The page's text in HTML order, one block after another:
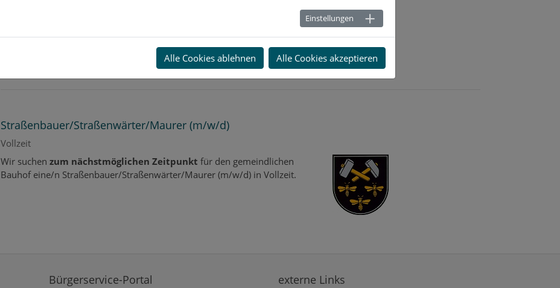
Straßenbauer/Straßenwärter/Maurer (m/w/d)
Vollzeit
Wir suchen zum nächstmöglichen Zeitpunkt für den gemeindlichen
Bauhof eine/n Straßenbauer/Straßenwärter/Maurer (m/w/d) in Vollzeit.
Bürgerservice-Portal externe Links
Einstellungen
Alle Cookies ablehnen Alle Cookies akzeptieren